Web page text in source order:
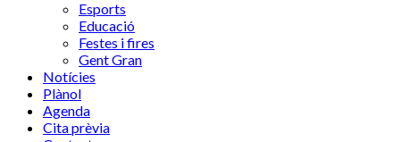
Esports
Educació
Festes i fires
Gent Gran
Notícies
Plànol
Agenda
Cita prèvia